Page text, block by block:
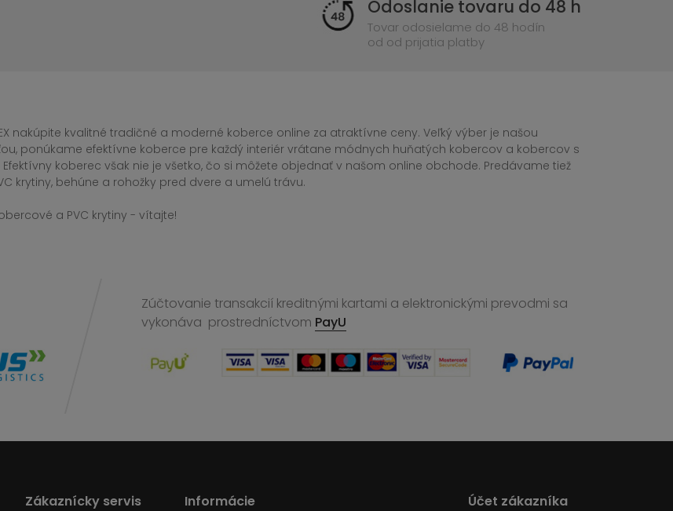
Odoslanie tovaru do 48 h
Tovar odosielame do 48 hodín
od od prijatia platby
nakúpite kvalitné tradičné a moderné koberce online za atraktívne ceny. Veľký výber je našou
ponúkame efektívne koberce pre každý interiér vrátane módnych huňatých kobercov a kobercov s
koberec však nie je všetko, čo si môžete objednať v našom online obchode. Predávame tiež
krytiny, behúne a rohožky pred dvere a umelú trávu.
a PVC krytiny - vítajte!
Zúčtovanie transakcií kreditnými kartami a elektronickými prevodmi sa
vykonáva prostredníctvom PayU
Zákaznícky servis Informácie Účet zákazníka